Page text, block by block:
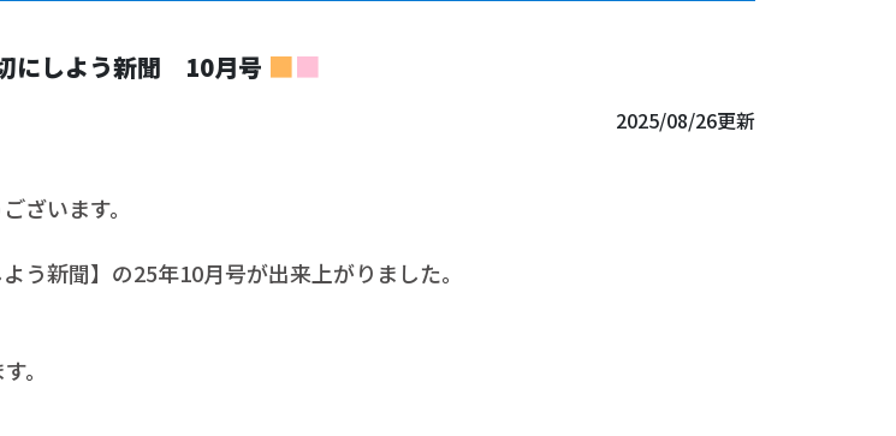
にしよう新聞 10月号 ■■
2025/08/26更新
ざいます。
う新聞】の25年10月号が出来上がりました。
。